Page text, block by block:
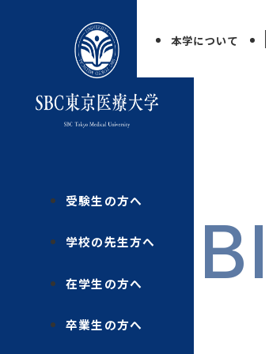
受験生の方へ
学校の先生方へ
在学生の方へ
卒業生の方へ
本学について